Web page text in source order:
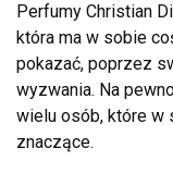
Perfumy Christian
która ma w sobie
pokazać, poprzez
wyzwania. Na
wielu osób, które w
znaczące.